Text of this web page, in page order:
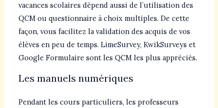
vacances scolaires dépend aussi de l’utilisation des
QCM ou questionnaire à choix multiples. De cette
façon, vous facilitez la validation des acquis de vos
élèves en peu de temps. LimeSurvey, KwikSurveys et
Google Formulaire sont les QCM les plus appréciés.
Les manuels numériques
Pendant les cours particuliers, les professeurs